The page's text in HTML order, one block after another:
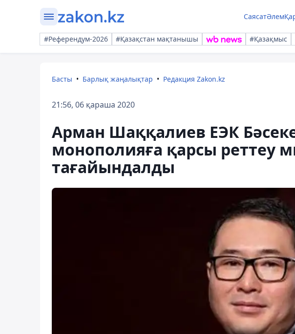
СаясатӘлем
#Референдум-2026 #Қазақстан мақтанышы #Қазақмыс
Басты Барлық жаңалықтар Редакция Zakon.kz
21:56, 06 қараша 2020
Арман Шаққалиев ЕЭК
монополияға қарсы реттеу
тағайындалды